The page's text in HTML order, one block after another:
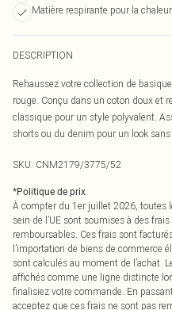
Matière respirante pour la chaleur
DESCRIPTION
Rehaussez votre collection de
rouge. Conçu dans un coton doux et
classique pour un style polyvalent.
shorts ou du denim pour un look
SKU: CNM2179/3775/52
*Politique de prix
À compter du 1er juillet 2026, toutes
sein de l’UE sont soumises à des
remboursables. Ces frais sont
l’importation de biens de commerce
sont calculés au moment de l’achat.
affichés comme une ligne distincte
finalisiez votre commande. En
acceptez que ces frais ne sont pas